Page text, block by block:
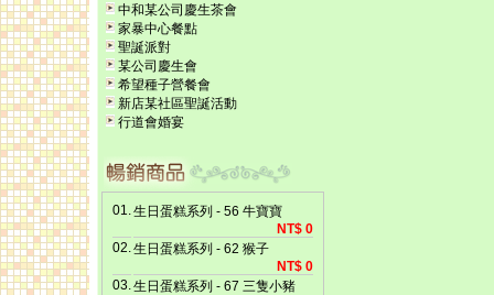
中和某公司慶生茶會
家暴中心餐點
聖誕派對
某公司慶生會
希望種子營餐會
新店某社區聖誕活動
行道會婚宴
01.生日蛋糕系列 - 56 牛寶寶
NT$ 0
02.生日蛋糕系列 - 62 猴子
NT$ 0
03.生日蛋糕系列 - 67 三隻小豬